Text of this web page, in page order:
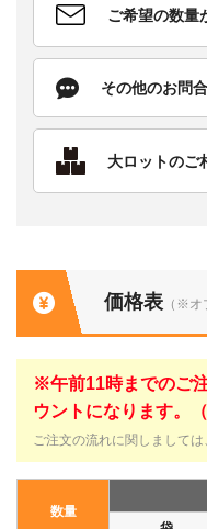
ご希望の数量
その他のお問
大ロットのご
価格表 （※オ
※午前11時までのご
ウントになります。
ご注文の流れに関しましては
数量